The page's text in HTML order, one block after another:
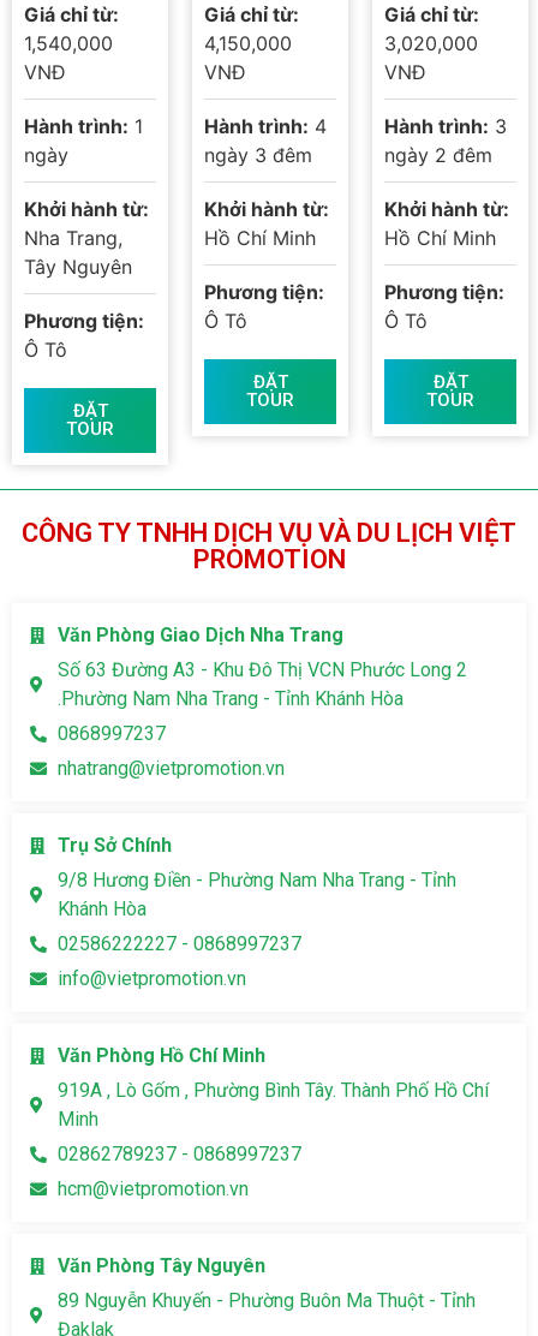
Bảo Tàng Thế
Giới Cà Phê –
Núi Đá Voi –
Hồ Lăk 2026
Giá chỉ từ:
1,540,000
VNĐ
Hành trình: 1
ngày
Khởi hành từ:
Nha Trang,
Tây Nguyên
Phương tiện:
Ô Tô
ĐẶT
TOUR
4N3Đ: Mỹ Tho
– Châu Đốc –
Cần Thơ – Cà
Mau – Bạc
Liêu – Sóc
Trăng
Giá chỉ từ:
4,150,000
VNĐ
Hành trình: 4
ngày 3 đêm
Khởi hành từ:
Hồ Chí Minh
Phương tiện:
Ô Tô
ĐẶT
TOUR
– Cần Thơ –
Cà Mau – Đất
Mũi – Bạc Liêu
– Sóc Trăng
Giá chỉ từ:
3,020,000
VNĐ
Hành trình: 3
ngày 2 đêm
Khởi hành từ:
Hồ Chí Minh
Phương tiện:
Ô Tô
ĐẶT
TOUR
CÔNG TY TNHH DỊCH VỤ VÀ DU LỊCH VIỆT
PROMOTION
Văn Phòng Giao Dịch Nha Trang
Số 63 Đường A3 - Khu Đô Thị VCN Phước Long 2
.Phường Nam Nha Trang - Tỉnh Khánh Hòa
0868997237
nhatrang@vietpromotion.vn
Trụ Sở Chính
9/8 Hương Điền - Phường Nam Nha Trang - Tỉnh
Khánh Hòa
02586222227 - 0868997237
info@vietpromotion.vn
Văn Phòng Hồ Chí Minh
919A , Lò Gốm , Phường Bình Tây. Thành Phố Hồ Chí
Minh
02862789237 - 0868997237
hcm@vietpromotion.vn
Văn Phòng Tây Nguyên
89 Nguyễn Khuyến - Phường Buôn Ma Thuột - Tỉnh
Đaklak